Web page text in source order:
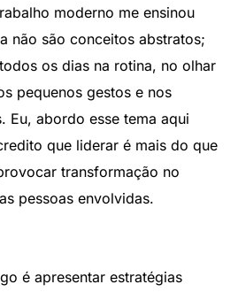
moderno me ensinou
não são conceitos abstratos;
os dias na rotina, no olhar
pequenos gestos e nos
Eu, abordo esse tema aqui
que liderar é mais do que
transformação no
pessoas envolvidas.
é apresentar estratégias